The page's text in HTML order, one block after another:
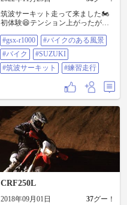
筑波サーキット走って来ました🏍️
初体験😆テンション上がったが難
み💪 #gsx-r1000 #バイクのある風景
#バイク #SUZUKI #筑波サーキット
#練習走行
#gsx-r1000
#バイクのある風景
#バイク
#SUZUKI
#筑波サーキット
#練習走行
CRF250L
2018年09月01日 37グー！